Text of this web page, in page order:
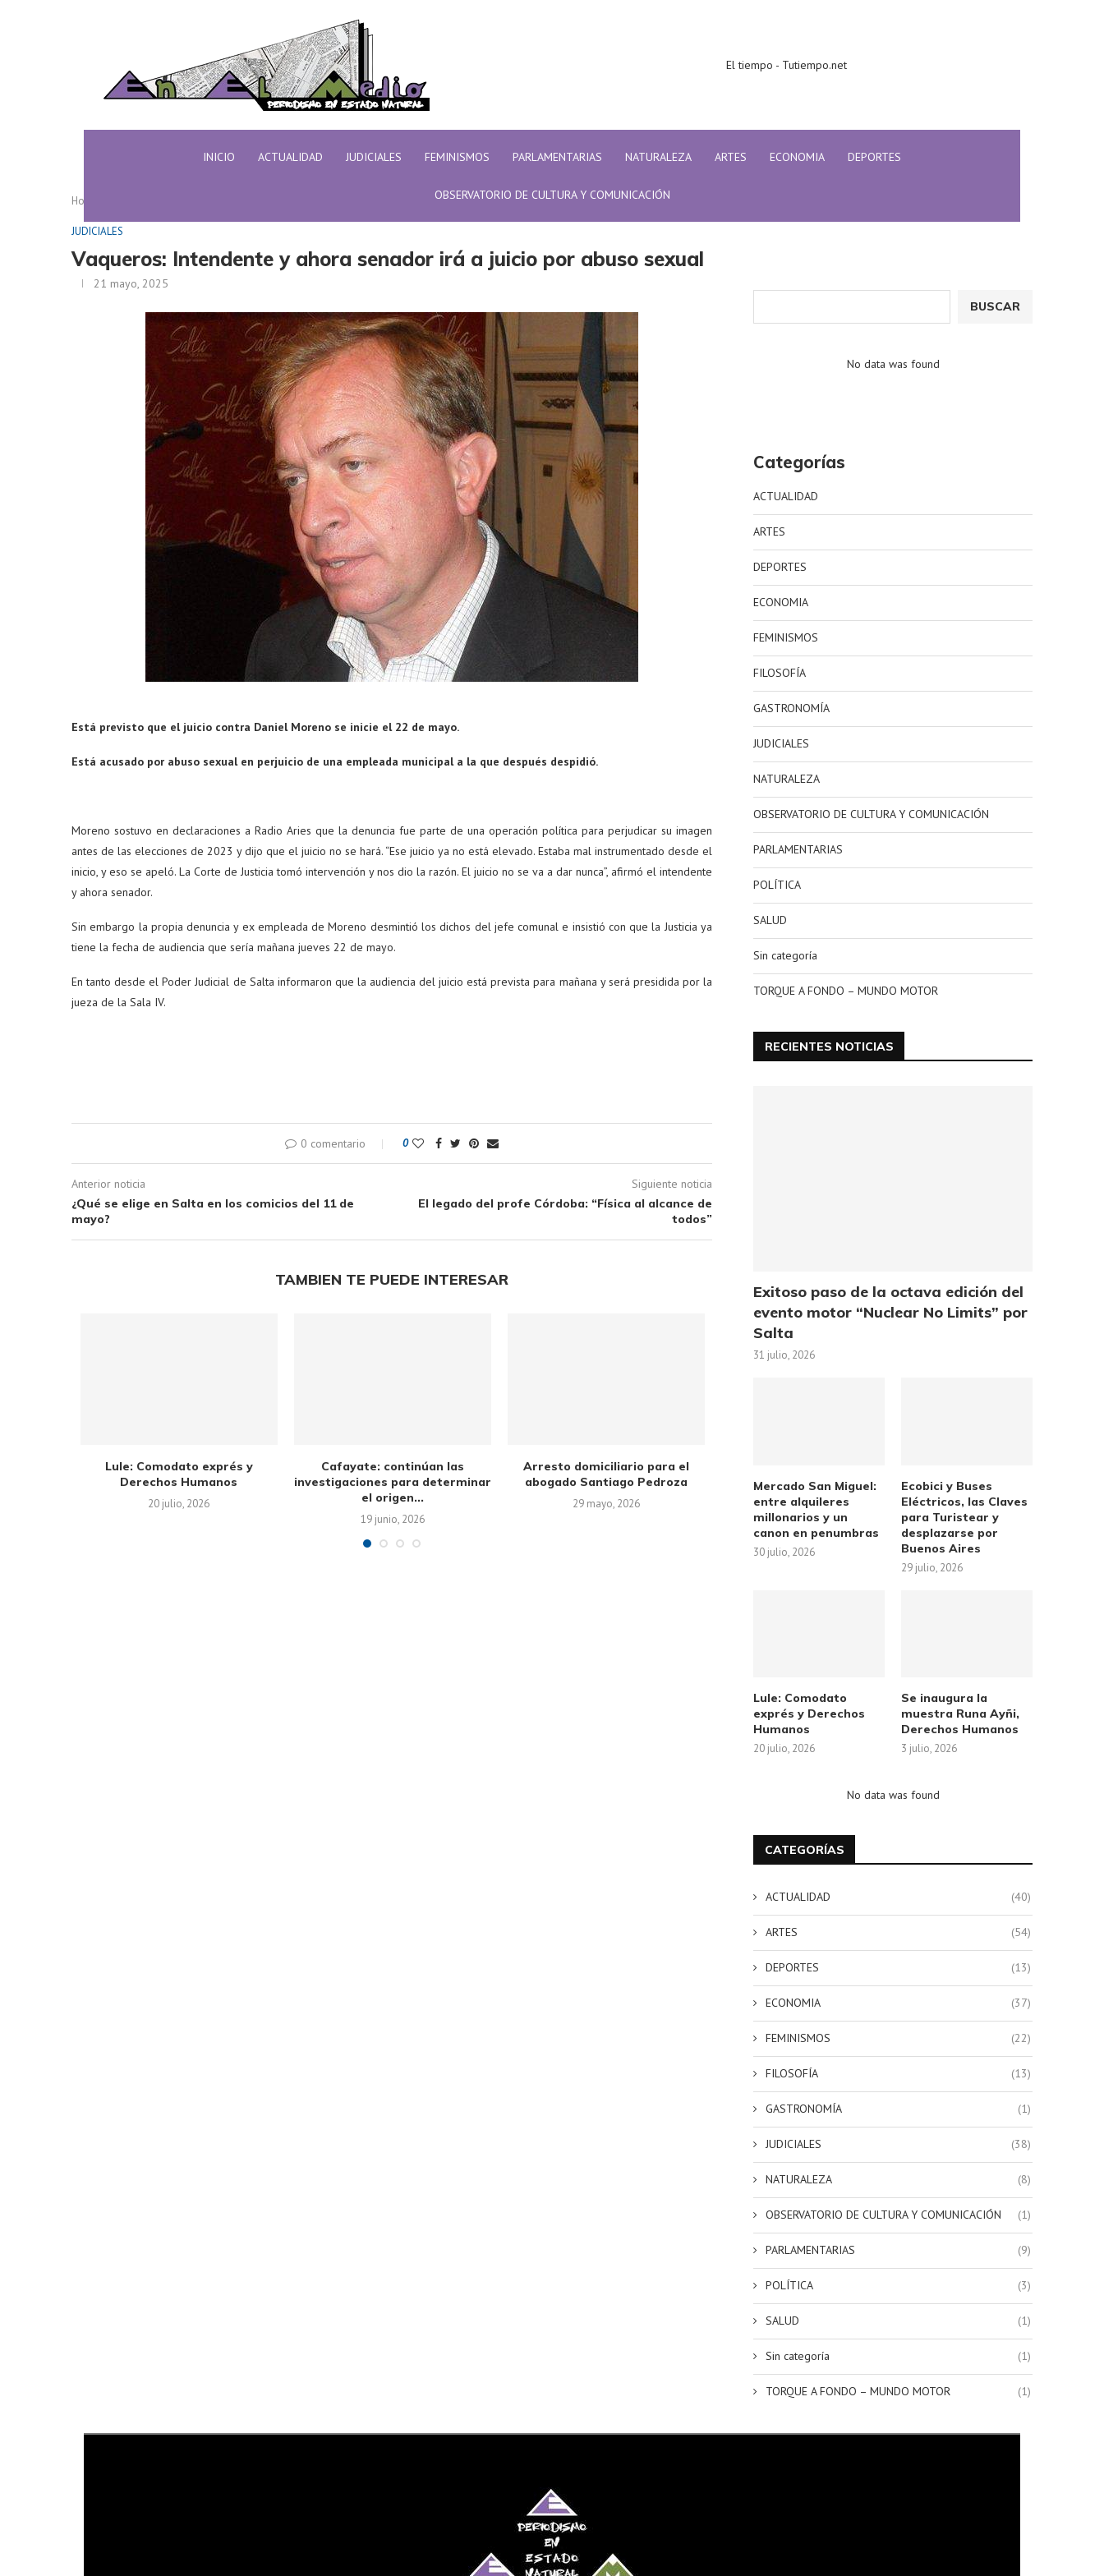
El tiempo - Tutiempo.net
INICIO ACTUALIDAD JUDICIALES FEMINISMOS PARLAMENTARIAS NATURALEZA ARTES ECONOMIA DEPORTES
OBSERVATORIO DE CULTURA Y COMUNICACIÓN
Home Vaqueros: Intendente y ahora senador irá a juicio por abuso sexual
JUDICIALES
Vaqueros: Intendente y ahora senador irá a juicio por abuso sexual
21 mayo, 2025
Está previsto que el juicio contra Daniel Moreno se inicie el 22 de mayo.
Está acusado por abuso sexual en perjuicio de una empleada municipal a la que después despidió.
Moreno sostuvo en declaraciones a Radio Aries que la denuncia fue parte de una operación política para perjudicar su imagen
antes de las elecciones de 2023 y dijo que el juicio no se hará. “Ese juicio ya no está elevado. Estaba mal instrumentado desde el
inicio, y eso se apeló. La Corte de Justicia tomó intervención y nos dio la razón. El juicio no se va a dar nunca”, afirmó el intendente
y ahora senador.
Sin embargo la propia denuncia y ex empleada de Moreno desmintió los dichos del jefe comunal e insistió con que la Justicia ya
tiene la fecha de audiencia que sería mañana jueves 22 de mayo.
En tanto desde el Poder Judicial de Salta informaron que la audiencia del juicio está prevista para mañana y será presidida por la
jueza de la Sala IV.
0 comentario 0
Anterior noticia
¿Qué se elige en Salta en los comicios del 11 de
mayo?
Siguiente noticia
El legado del profe Córdoba: “Física al alcance de
todos”
TAMBIEN TE PUEDE INTERESAR
Lule: Comodato exprés y
Derechos Humanos
20 julio, 2026
Cafayate: continúan las
investigaciones para determinar
el origen...
19 junio, 2026
Arresto domiciliario para el
abogado Santiago Pedroza
29 mayo, 2026
a elecciones...
29 mayo, 2026
BUSCAR
No data was found
Categorías
ACTUALIDAD
ARTES
DEPORTES
ECONOMIA
FEMINISMOS
FILOSOFÍA
GASTRONOMÍA
JUDICIALES
NATURALEZA
OBSERVATORIO DE CULTURA Y COMUNICACIÓN
PARLAMENTARIAS
POLÍTICA
SALUD
Sin categoría
TORQUE A FONDO – MUNDO MOTOR
RECIENTES NOTICIAS
Exitoso paso de la octava edición del
evento motor “Nuclear No Limits” por
Salta
31 julio, 2026
Mercado San Miguel:
entre alquileres
millonarios y un
canon en penumbras
30 julio, 2026
Ecobici y Buses
Eléctricos, las Claves
para Turistear y
desplazarse por
Buenos Aires
29 julio, 2026
Lule: Comodato
exprés y Derechos
Humanos
20 julio, 2026
Se inaugura la
muestra Runa Ayñi,
Derechos Humanos
3 julio, 2026
No data was found
CATEGORÍAS
ACTUALIDAD (40)
ARTES (54)
DEPORTES (13)
ECONOMIA (37)
FEMINISMOS (22)
FILOSOFÍA (13)
GASTRONOMÍA (1)
JUDICIALES (38)
NATURALEZA (8)
OBSERVATORIO DE CULTURA Y COMUNICACIÓN (1)
PARLAMENTARIAS (9)
POLÍTICA (3)
SALUD (1)
Sin categoría (1)
TORQUE A FONDO – MUNDO MOTOR (1)